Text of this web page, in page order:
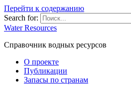
Перейти к содержанию
Search for:
Water Resources
Справочник водных ресурсов
О проекте
Публикации
Запасы по странам